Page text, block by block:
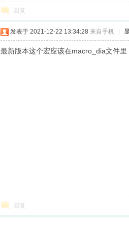
回复
发表于 2021-12-22 13:34:28 来自手机
最新版本这个宏应该在macro_dia文件里
回复